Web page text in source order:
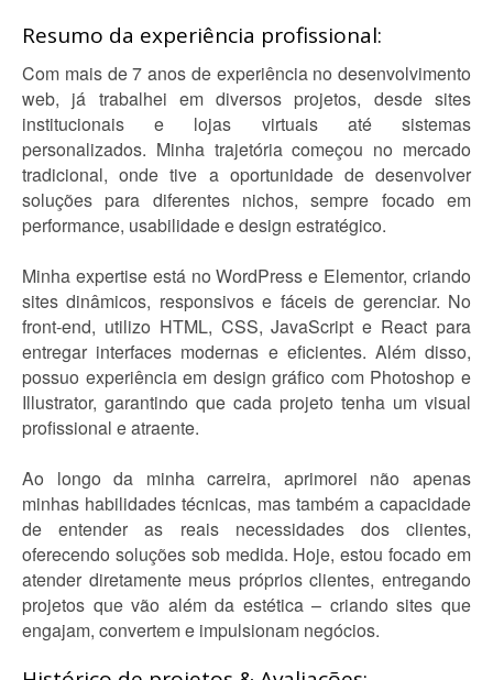
Resumo da experiência profissional:
Com mais de 7 anos de experiência no desenvolvimento
web, já trabalhei em diversos projetos, desde sites
institucionais e lojas virtuais até sistemas
personalizados. Minha trajetória começou no mercado
tradicional, onde tive a oportunidade de desenvolver
soluções para diferentes nichos, sempre focado em
performance, usabilidade e design estratégico.
Minha expertise está no WordPress e Elementor, criando
sites dinâmicos, responsivos e fáceis de gerenciar. No
front-end, utilizo HTML, CSS, JavaScript e React para
entregar interfaces modernas e eficientes. Além disso,
possuo experiência em design gráfico com Photoshop e
Illustrator, garantindo que cada projeto tenha um visual
profissional e atraente.
Ao longo da minha carreira, aprimorei não apenas
minhas habilidades técnicas, mas também a capacidade
de entender as reais necessidades dos clientes,
oferecendo soluções sob medida. Hoje, estou focado em
atender diretamente meus próprios clientes, entregando
projetos que vão além da estética – criando sites que
engajam, convertem e impulsionam negócios.